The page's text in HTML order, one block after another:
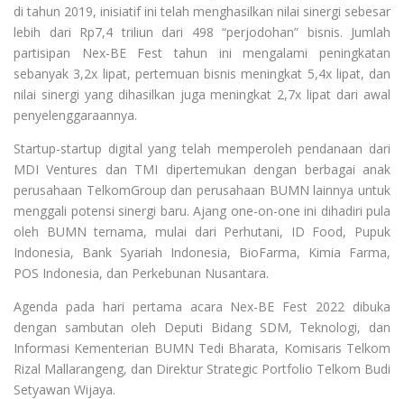
di tahun 2019, inisiatif ini telah menghasilkan nilai sinergi sebesar
lebih dari Rp7,4 triliun dari 498 “perjodohan” bisnis. Jumlah
partisipan Nex-BE Fest tahun ini mengalami peningkatan
sebanyak 3,2x lipat, pertemuan bisnis meningkat 5,4x lipat, dan
nilai sinergi yang dihasilkan juga meningkat 2,7x lipat dari awal
penyelenggaraannya.
Startup-startup digital yang telah memperoleh pendanaan dari
MDI Ventures dan TMI dipertemukan dengan berbagai anak
perusahaan TelkomGroup dan perusahaan BUMN lainnya untuk
menggali potensi sinergi baru. Ajang one-on-one ini dihadiri pula
oleh BUMN ternama, mulai dari Perhutani, ID Food, Pupuk
Indonesia, Bank Syariah Indonesia, BioFarma, Kimia Farma,
POS Indonesia, dan Perkebunan Nusantara.
Agenda pada hari pertama acara Nex-BE Fest 2022 dibuka
dengan sambutan oleh Deputi Bidang SDM, Teknologi, dan
Informasi Kementerian BUMN Tedi Bharata, Komisaris Telkom
Rizal Mallarangeng, dan Direktur Strategic Portfolio Telkom Budi
Setyawan Wijaya.